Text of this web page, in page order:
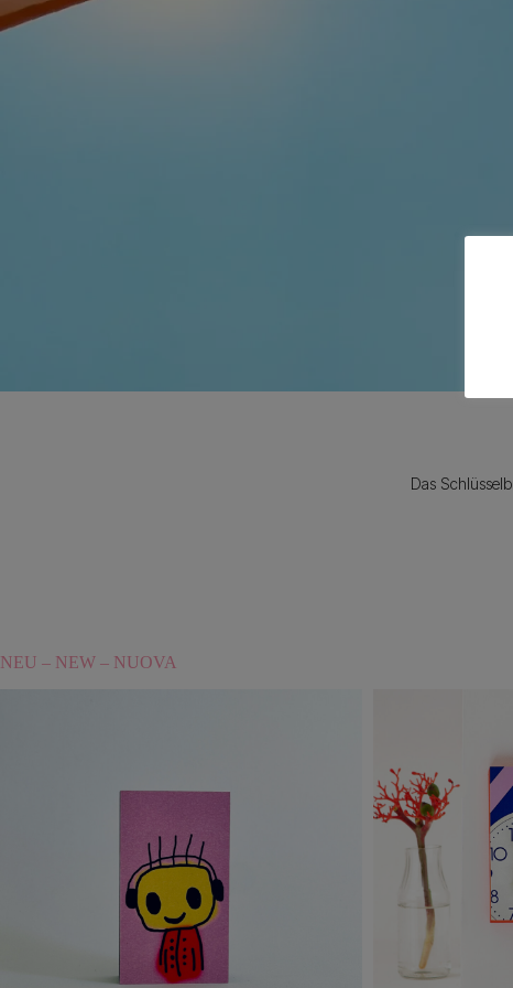
NEU – NEW – NUOVA